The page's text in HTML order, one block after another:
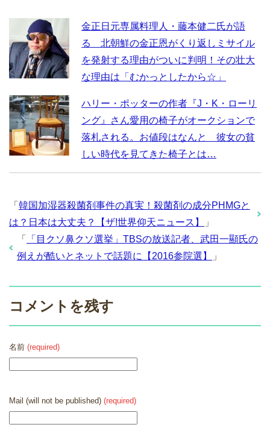
金正日元専属料理人・藤本健二氏が語
る 北朝鮮の金正恩がくり返しミサイル
を発射する理由がついに判明！その壮大
な理由は「むかっとしたから☆」
ハリー・ポッターの作者『J・K・ローリ
ング』さん愛用の椅子がオークションで
落札される。お値段はなんと 彼女の貧
しい時代を見てきた椅子とは…
「 韓国加湿器殺菌剤事件の真実！殺菌剤の成分PHMGと
は？日本は大丈夫？【ザ!世界仰天ニュース】
」
「
「目クソ鼻クソ選挙」TBSの放送記者、武田一顯氏の
例えが酷いとネットで話題に【2016参院選】
」
コメントを残す
名前 (required)
Mail (will not be published) (required)